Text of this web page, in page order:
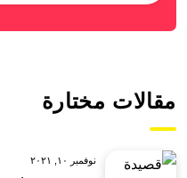
مقالات مختارة
نوفمبر ١٠, ٢٠٢١